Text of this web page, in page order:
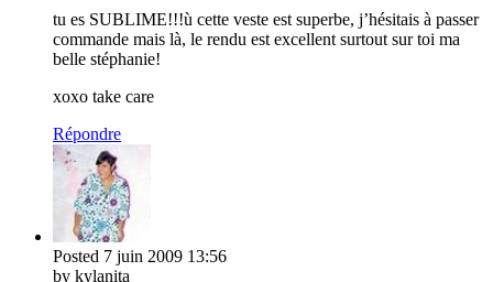
tu es SUBLIME!!!ù cette veste est superbe, j’hésitais à passer
commande mais là, le rendu est excellent surtout sur toi ma
belle stéphanie!
xoxo take care
Répondre
Posted 7 juin 2009 13:56
by kylanita